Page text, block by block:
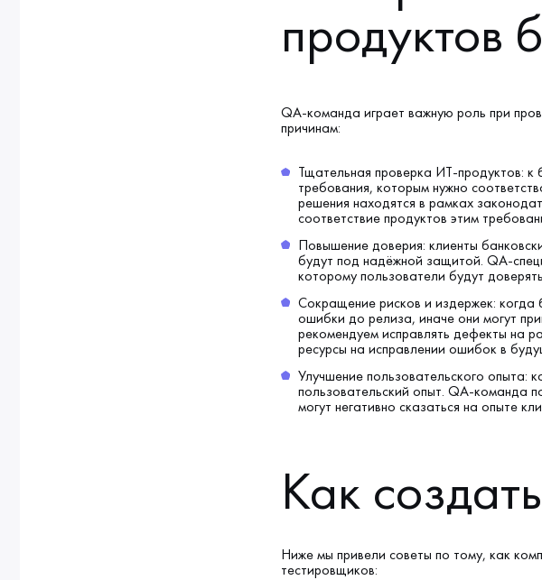
продуктов
QA-команда играет важную роль при
причинам:
Тщательная проверка ИТ-продуктов:
требования, которым нужно
решения находятся в рамках
соответствие продуктов этим
Повышение доверия: клиенты
будут под надёжной защитой. QA-
которому пользователи будут
Сокращение рисков и издержек: когда
ошибки до релиза, иначе они могут
рекомендуем исправлять дефекты на
ресурсы на исправлении ошибок в
Улучшение пользовательского опыта:
пользовательский опыт. QA-команда
могут негативно сказаться на опыте
Как
Ниже мы привели советы по тому, как
тестировщиков: